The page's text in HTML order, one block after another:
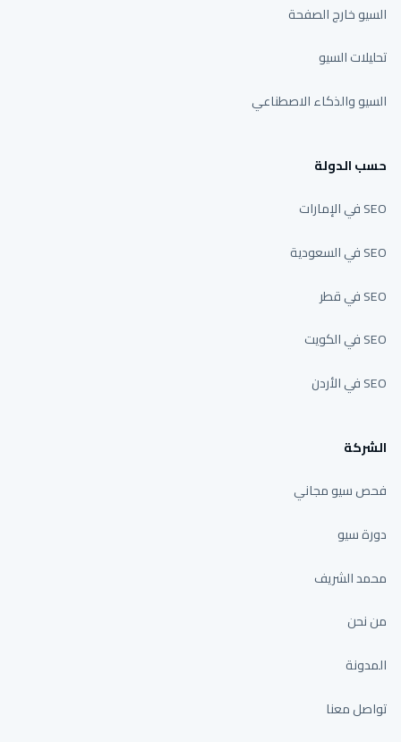
السيو خارج الصفحة
تحليلات السيو
السيو والذكاء الاصطناعي
حسب الدولة
SEO في الإمارات
SEO في السعودية
SEO في قطر
SEO في الكويت
SEO في الأردن
الشركة
فحص سيو مجاني
دورة سيو
محمد الشريف
من نحن
المدونة
تواصل معنا